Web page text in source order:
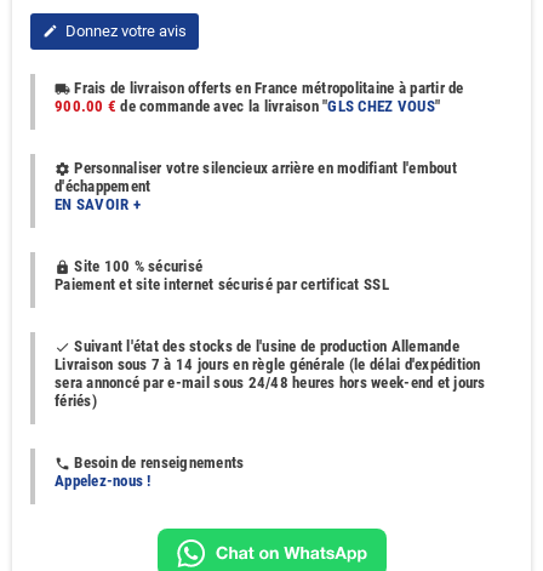
edit Donnez votre avis
local_shipping Frais de livraison offerts en France métropolitaine à partir de
900.00 € de commande avec la livraison "GLS CHEZ VOUS"
settings Personnaliser votre silencieux arrière en modifiant l'embout
d'échappement
EN SAVOIR +
https Site 100 % sécurisé
Paiement et site internet sécurisé par certificat SSL
done Suivant l'état des stocks de l'usine de production Allemande
Livraison sous 7 à 14 jours en règle générale (le délai d'expédition
sera annoncé par e-mail sous 24/48 heures hors week-end et jours
fériés)
phone Besoin de renseignements
Appelez-nous !